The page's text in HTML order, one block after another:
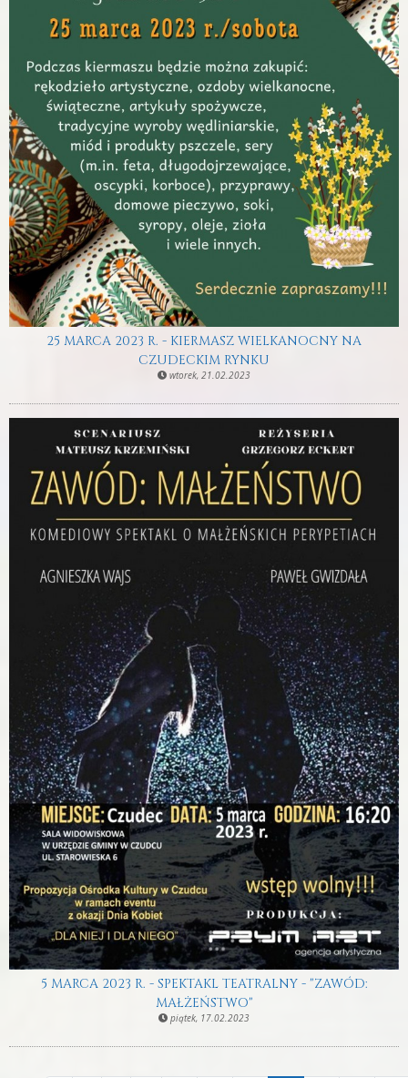
25 MARCA 2023 R. - KIERMASZ WIELKANOCNY NA
CZUDECKIM RYNKU
wtorek, 21.02.2023
5 MARCA 2023 R. - SPEKTAKL TEATRALNY - "ZAWÓD:
MAŁŻEŃSTWO"
piątek, 17.02.2023